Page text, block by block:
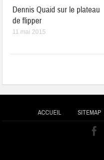
Dennis Quaid sur le plateau
de flipper
11 mai 2015
ACCUEIL SITEMAP